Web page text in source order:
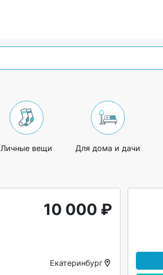
Личные вещи Для дома и дачи
10 000 ₽
Екатеринбург